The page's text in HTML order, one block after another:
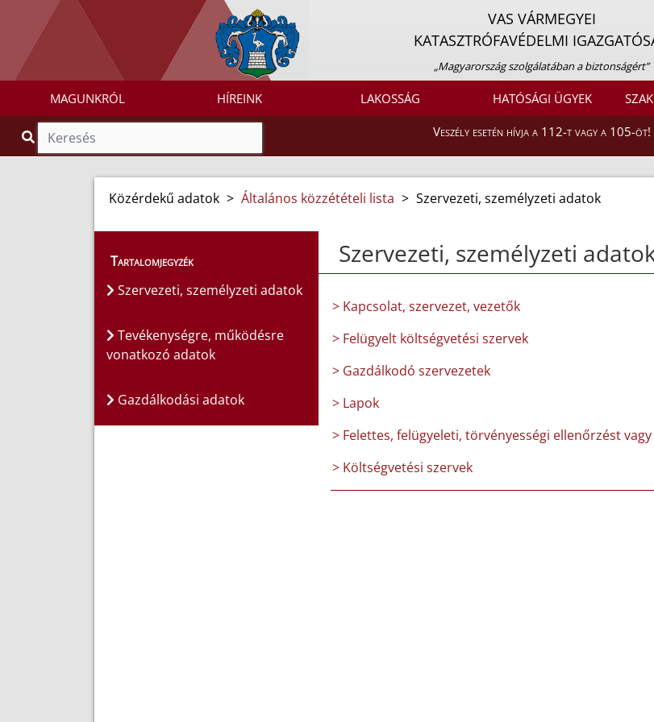
VAS VÁRMEGYEI
KATASZTRÓFAVÉDELMI
„Magyarország szolgálatában a biztonságért”
MAGUNKRÓL HÍREINK LAKOSSÁG HATÓSÁGI ÜGYEK
Veszély esetén hívja a 112-t vagy a 105-öt!
Közérdekű adatok > Általános közzétételi lista > Szervezeti, személyzeti adatok
Tartalomjegyzék
Szervezeti, személyzeti adatok
Tevékenységre, működésre
vonatkozó adatok
Gazdálkodási adatok
Szervezeti, személyzeti
> Kapcsolat, szervezet, vezetők
> Felügyelt költségvetési szervek
> Gazdálkodó szervezetek
> Lapok
> Felettes, felügyeleti, törvényességi ellenőrzést
> Költségvetési szervek